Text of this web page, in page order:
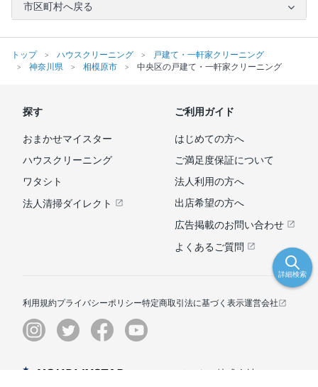
市区町村へ戻る
トップ ハウスクリーニング
戸建て・一軒家クリーニング
神奈川県
相模原市 中央区の戸建て・一軒家クリーニング
詳細検索
探す
おまかせマイスター
ハウスクリーニング
ワタシト
法人清掃ダイレクト
ご利用ガイド
はじめての方へ
ご満足度保証について
法人利用の方へ
出店希望の方へ
広告掲載のお問い合わせ
よくあるご質問
利用規約プライバシーポリシー特定商取引法に基づく表示運営会社